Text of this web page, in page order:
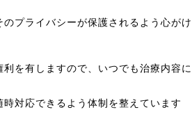
プライバシーが保護されるよう心がけ
を有しますので、いつでも治療内容に
対応できるよう体制を整えています